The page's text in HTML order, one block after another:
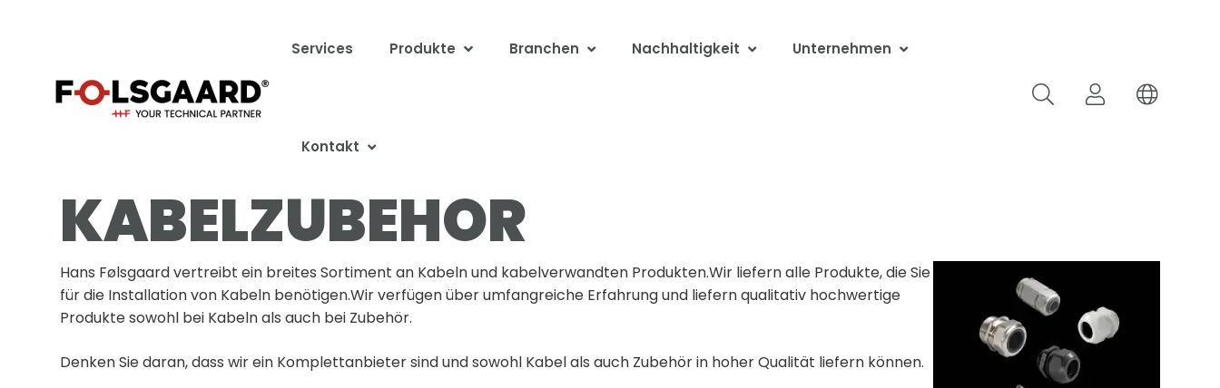
Services Produkte Branchen Nachhaltigkeit Unternehmen
Kontakt
KABELZUBEHÖR
Hans Følsgaard vertreibt ein breites Sortiment an Kabeln und kabelverwandten Produkten.Wir liefern alle Produkte, die Sie
für die Installation von Kabeln benötigen.Wir verfügen über umfangreiche Erfahrung und liefern qualitativ hochwertige
Produkte sowohl bei Kabeln als auch bei Zubehör.
Denken Sie daran, dass wir ein Komplettanbieter sind und sowohl Kabel als auch Zubehör in hoher Qualität liefern können.